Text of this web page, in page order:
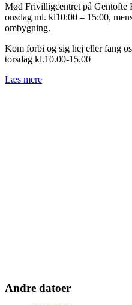
Mød Frivilligcentret på Gentofte
onsdag ml. kl10:00 – 15:00,
ombygning.
Kom forbi og sig hej eller fang
torsdag kl.10.00-15.00
Læs mere
Andre datoer